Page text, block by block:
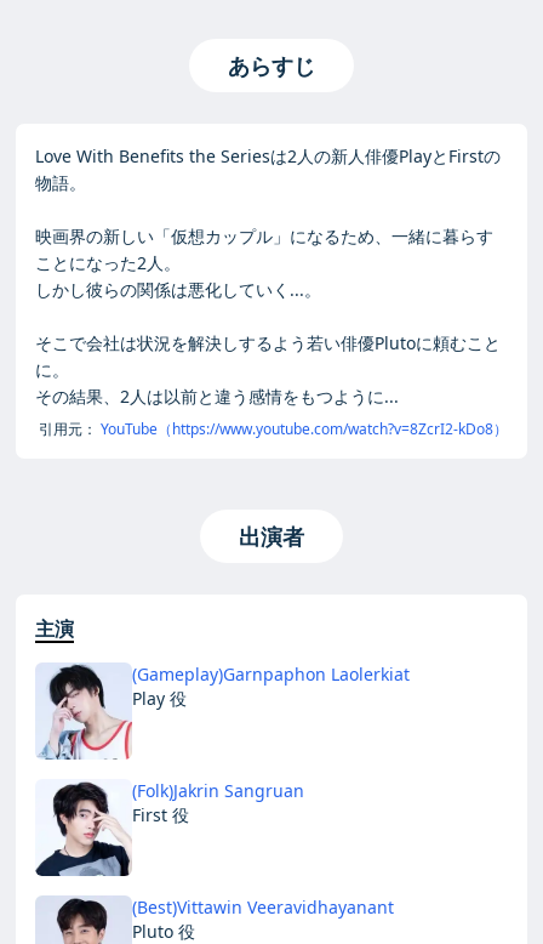
あらすじ
Love With Benefits the Seriesは2人の新人俳優PlayとFirstの
物語。
映画界の新しい「仮想カップル」になるため、一緒に暮らす
ことになった2人。
しかし彼らの関係は悪化していく...。
そこで会社は状況を解決しするよう若い俳優Plutoに頼むこと
に。
その結果、2人は以前と違う感情をもつように...
引用元： YouTube（https://www.youtube.com/watch?v=8ZcrI2-kDo8）
出演者
主演
(Gameplay)Garnpaphon Laolerkiat
Play 役
(Folk)Jakrin Sangruan
First 役
(Best)Vittawin Veeravidhayanant
Pluto 役